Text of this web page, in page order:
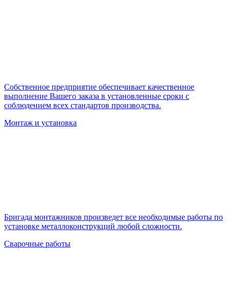
Собственное предприятие обеспечивает качественное
выполнение Вашего заказа в установленные сроки с
соблюдением всех стандартов производства.
Монтаж и установка
Бригада монтажников произведет все необходимые работы по
установке металлоконструкций любой сложности.
Сварочные работы